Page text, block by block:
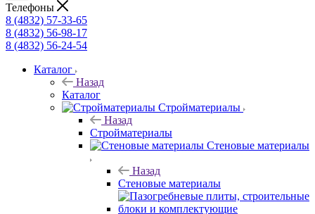
Телефоны
8 (4832) 57-33-65
8 (4832) 56-98-17
8 (4832) 56-24-54
Каталог
Назад
Каталог
Стройматериалы
Назад
Стройматериалы
Стеновые материалы
Назад
Стеновые материалы